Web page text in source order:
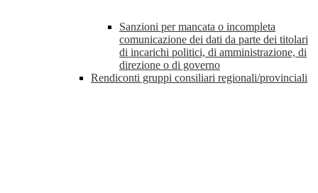
Sanzioni per mancata o incompleta
comunicazione dei dati da parte dei titolari
di incarichi politici, di amministrazione, di
direzione o di governo
Rendiconti gruppi consiliari regionali/provinciali